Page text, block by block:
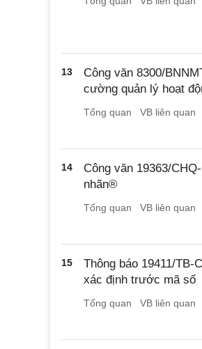
13
Công văn 8300/
cường quản lý hoạt
Tổng quan VB liên quan
14
Công văn 19363/
nhãn®
Tổng quan VB liên quan
15
Thông báo 19411/TB-
xác định trước mã số
Tổng quan VB liên quan